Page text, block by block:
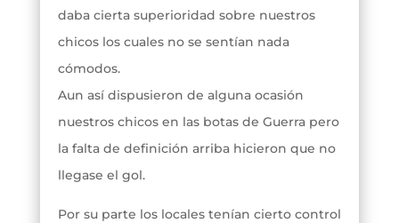
daba cierta superioridad sobre nuestros
chicos los cuales no se sentían nada
cómodos.
Aun así dispusieron de alguna ocasión
nuestros chicos en las botas de Guerra pero
la falta de definición arriba hicieron que no
llegase el gol.
Por su parte los locales tenían cierto control